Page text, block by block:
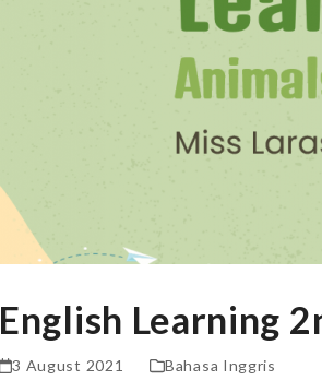
English Learning
3 August 2021 Bahasa Inggris